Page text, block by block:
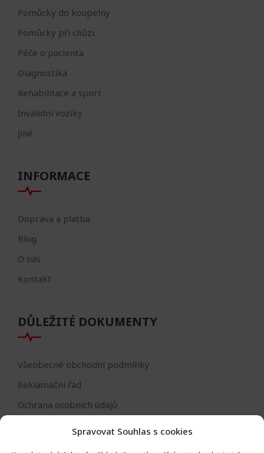
Spravovat Souhlas s cookies
Pomůcky do koupelny
Pomůcky při chůzi
Péče o pacienta
Diagnostika
Rehabilitace a sport
Invalidní vozíky
Jiné
INFORMACE
Doprava a platba
Blog
O nás
Kontakt
DŮLEŽITÉ DOKUMENTY
Všeobecné obchodní podmínky
Reklamační řád
Ochrana osobních údajů